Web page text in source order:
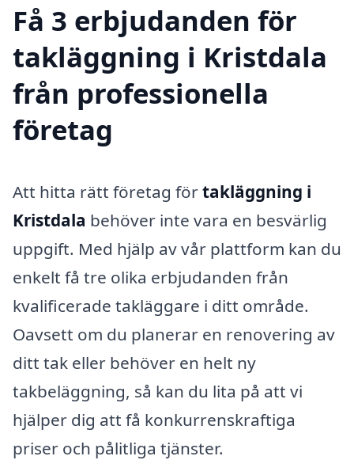
Få 3 erbjudanden för
takläggning i Kristdala
från professionella
företag
Att hitta rätt företag förtakläggning i
Kristdala behöver inte vara en besvärlig
uppgift. Med hjälp av vår plattform kan du
enkelt få tre olika erbjudanden från
kvalificerade takläggare i ditt område.
Oavsett om du planerar en renovering av
ditt tak eller behöver en helt ny
takbeläggning, så kan du lita på att vi
hjälper dig att få konkurrenskraftiga
priser och pålitliga tjänster.